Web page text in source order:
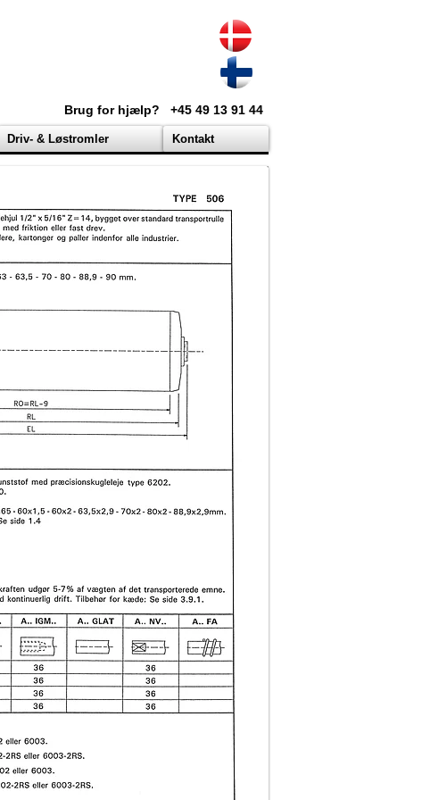
Brug for hjælp? +45 49 13 91 44
Driv- & Løstromler Kontakt